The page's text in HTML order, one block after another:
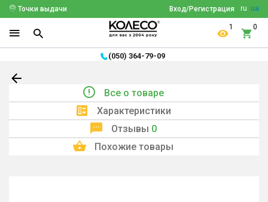
ru ua
Вход/Регистрация
Точки выдачи
1 0
(050) 364-79-09
Все о товаре
Характеристики
Отзывы 0
Похожие товары